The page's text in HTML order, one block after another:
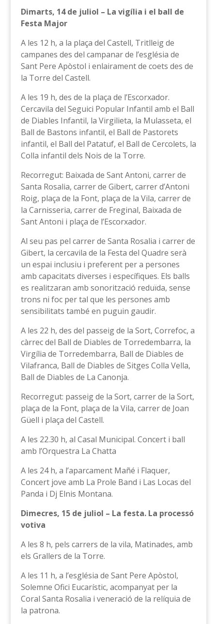
Dimarts, 14 de juliol – La vigília i el ball de
Festa Major
A les 12 h, a la plaça del Castell, Tritlleig de
campanes des del campanar de l’església de
Sant Pere Apòstol i enlairament de coets des de
la Torre del Castell.
A les 19 h, des de la plaça de l’Escorxador.
Cercavila del Seguici Popular Infantil amb el Ball
de Diables Infantil, la Virgilieta, la Mulasseta, el
Ball de Bastons infantil, el Ball de Pastorets
infantil, el Ball del Patatuf, el Ball de Cercolets, la
Colla infantil dels Nois de la Torre.
Recorregut: Baixada de Sant Antoni, carrer de
Santa Rosalia, carrer de Gibert, carrer d’Antoni
Roig, plaça de la Font, plaça de la Vila, carrer de
la Carnisseria, carrer de Freginal, Baixada de
Sant Antoni i plaça de l’Escorxador.
Al seu pas pel carrer de Santa Rosalia i carrer de
Gibert, la cercavila de la Festa del Quadre serà
un espai inclusiu i preferent per a persones
amb capacitats diverses i específiques. Els balls
es realitzaran amb sonorització reduïda, sense
trons ni foc per tal que les persones amb
sensibilitats també en puguin gaudir.
A les 22 h, des del passeig de la Sort, Correfoc, a
càrrec del Ball de Diables de Torredembarra, la
Virgília de Torredembarra, Ball de Diables de
Vilafranca, Ball de Diables de Sitges Colla Vella,
Ball de Diables de La Canonja.
Recorregut: passeig de la Sort, carrer de la Sort,
plaça de la Font, plaça de la Vila, carrer de Joan
Güell i plaça del Castell.
A les 22.30 h, al Casal Municipal. Concert i ball
amb l’Orquestra La Chatta
A les 24 h, a l’aparcament Mañé i Flaquer,
Concert jove amb La Prole Band i Las Locas del
Panda i Dj Elnis Montana.
Dimecres, 15 de juliol – La festa. La processó
votiva
A les 8 h, pels carrers de la vila, Matinades, amb
els Grallers de la Torre.
A les 11 h, a l’església de Sant Pere Apòstol,
Solemne Ofici Eucarístic, acompanyat per la
Coral Santa Rosalia i veneració de la relíquia de
la patrona.